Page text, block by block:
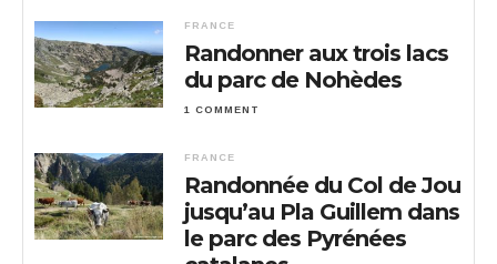
FRANCE
Randonner aux trois lacs
du parc de Nohèdes
1 COMMENT
FRANCE
Randonnée du Col de Jou
jusqu’au Pla Guillem dans
le parc des Pyrénées